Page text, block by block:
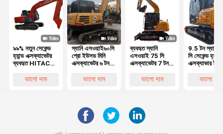
৯৯% নতুন সেকেন্ড
হ্যান্ড এক্সক্যাভেটর
ব্যবহৃত HITACHI
এক্সক্যাভেটর ইপিএ
ভালো দাম
স্যানি এসওয়াই৬০সি
প্রো ইউসড মিনি
এক্সক্যাভেটর ৬ টন
ইউসড এক্সক্যাভেটর
ভালো দাম
ব্যবহৃত স্যানি
এসওয়াই 75 সি
এক্সক্যাভেটর 7 টন
এসওয়াই 75
ভালো দাম
9.5 টন স্যানি
সি সেকেন্ড হ্যান্ড
এক্সক্যাভার
এক্সক্যাভার
ভালো দাম